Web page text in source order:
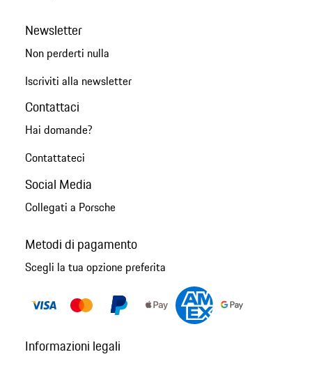
Newsletter
Non perderti nulla
Iscriviti alla newsletter
Contattaci
Hai domande?
Contattateci
Social Media
Collegati a Porsche
Metodi di pagamento
Scegli la tua opzione preferita
Informazioni legali